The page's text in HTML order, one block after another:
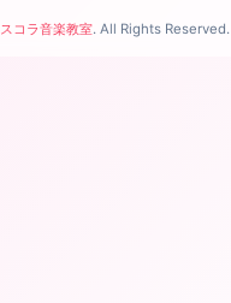
スコラ音楽教室. All Rights Reserved.